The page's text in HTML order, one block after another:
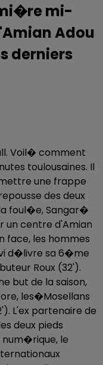
mi-
Adou
derniers
Voil� comment
toulousaines. Il
une frappe
des deux
foul�e, Sangar�
un centre d'Amian
face, les hommes
d�livre sa 6�me
Roux (32').
but de la saison,
les�Mosellans
L'ex partenaire de
deux pieds
le